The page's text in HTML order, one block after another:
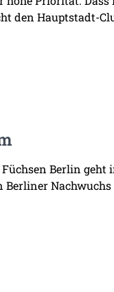
den Hauptstadt-
Berlin geht